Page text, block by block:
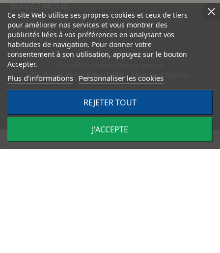
SUIVEZ-NOUS
Livraisons et retours
Paiement sécurisé
Politique de confidentialité
Mentions légales
TRACTO PIÈCES - Conception & réalisation :
Impulsion
Ce site Web utilise ses propres cookies et ceux de tiers
pour améliorer nos services et vous montrer des
publicités liées à vos préférences en analysant vos
habitudes de navigation. Pour donner votre
consentement à son utilisation, appuyez sur le bouton
Accepter.
Plus d'informations Personnaliser les cookies
REJETER TOUT
J'ACCEPTE